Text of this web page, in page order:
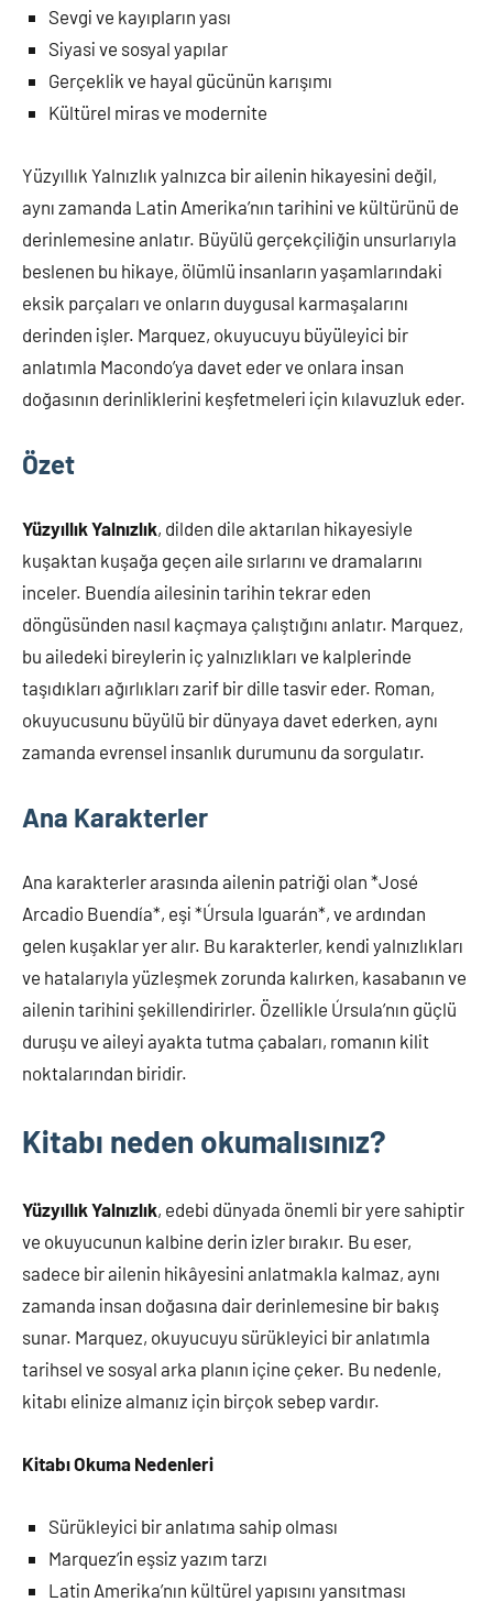
Sevgi ve kayıpların yası
Siyasi ve sosyal yapılar
Gerçeklik ve hayal gücünün karışımı
Kültürel miras ve modernite
Yüzyıllık Yalnızlık yalnızca bir ailenin hikayesini değil,
aynı zamanda Latin Amerika’nın tarihini ve kültürünü de
derinlemesine anlatır. Büyülü gerçekçiliğin unsurlarıyla
beslenen bu hikaye, ölümlü insanların yaşamlarındaki
eksik parçaları ve onların duygusal karmaşalarını
derinden işler. Marquez, okuyucuyu büyüleyici bir
anlatımla Macondo’ya davet eder ve onlara insan
doğasının derinliklerini keşfetmeleri için kılavuzluk eder.
Özet
Yüzyıllık Yalnızlık, dilden dile aktarılan hikayesiyle
kuşaktan kuşağa geçen aile sırlarını ve dramalarını
inceler. Buendía ailesinin tarihin tekrar eden
döngüsünden nasıl kaçmaya çalıştığını anlatır. Marquez,
bu ailedeki bireylerin iç yalnızlıkları ve kalplerinde
taşıdıkları ağırlıkları zarif bir dille tasvir eder. Roman,
okuyucusunu büyülü bir dünyaya davet ederken, aynı
zamanda evrensel insanlık durumunu da sorgulatır.
Ana Karakterler
Ana karakterler arasında ailenin patriği olan *José
Arcadio Buendía*, eşi *Úrsula Iguarán*, ve ardından
gelen kuşaklar yer alır. Bu karakterler, kendi yalnızlıkları
ve hatalarıyla yüzleşmek zorunda kalırken, kasabanın ve
ailenin tarihini şekillendirirler. Özellikle Úrsula’nın güçlü
duruşu ve aileyi ayakta tutma çabaları, romanın kilit
noktalarından biridir.
Kitabı neden okumalısınız?
Yüzyıllık Yalnızlık, edebi dünyada önemli bir yere sahiptir
ve okuyucunun kalbine derin izler bırakır. Bu eser,
sadece bir ailenin hikâyesini anlatmakla kalmaz, aynı
zamanda insan doğasına dair derinlemesine bir bakış
sunar. Marquez, okuyucuyu sürükleyici bir anlatımla
tarihsel ve sosyal arka planın içine çeker. Bu nedenle,
kitabı elinize almanız için birçok sebep vardır.
Kitabı Okuma Nedenleri
Sürükleyici bir anlatıma sahip olması
Marquez’in eşsiz yazım tarzı
Latin Amerika’nın kültürel yapısını yansıtması